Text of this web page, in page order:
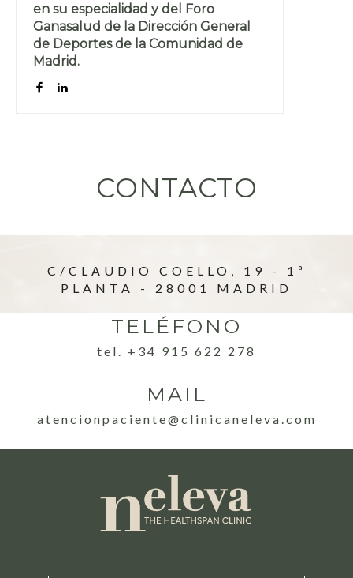
en su especialidad y del Foro
Ganasalud de la Dirección General
de Deportes de la Comunidad de
Madrid.
CONTACTO
C/CLAUDIO COELLO, 19 - 1ª
PLANTA - 28001 MADRID
TELÉFONO
tel. +34 915 622 278
MAIL
atencionpaciente@clinicaneleva.com